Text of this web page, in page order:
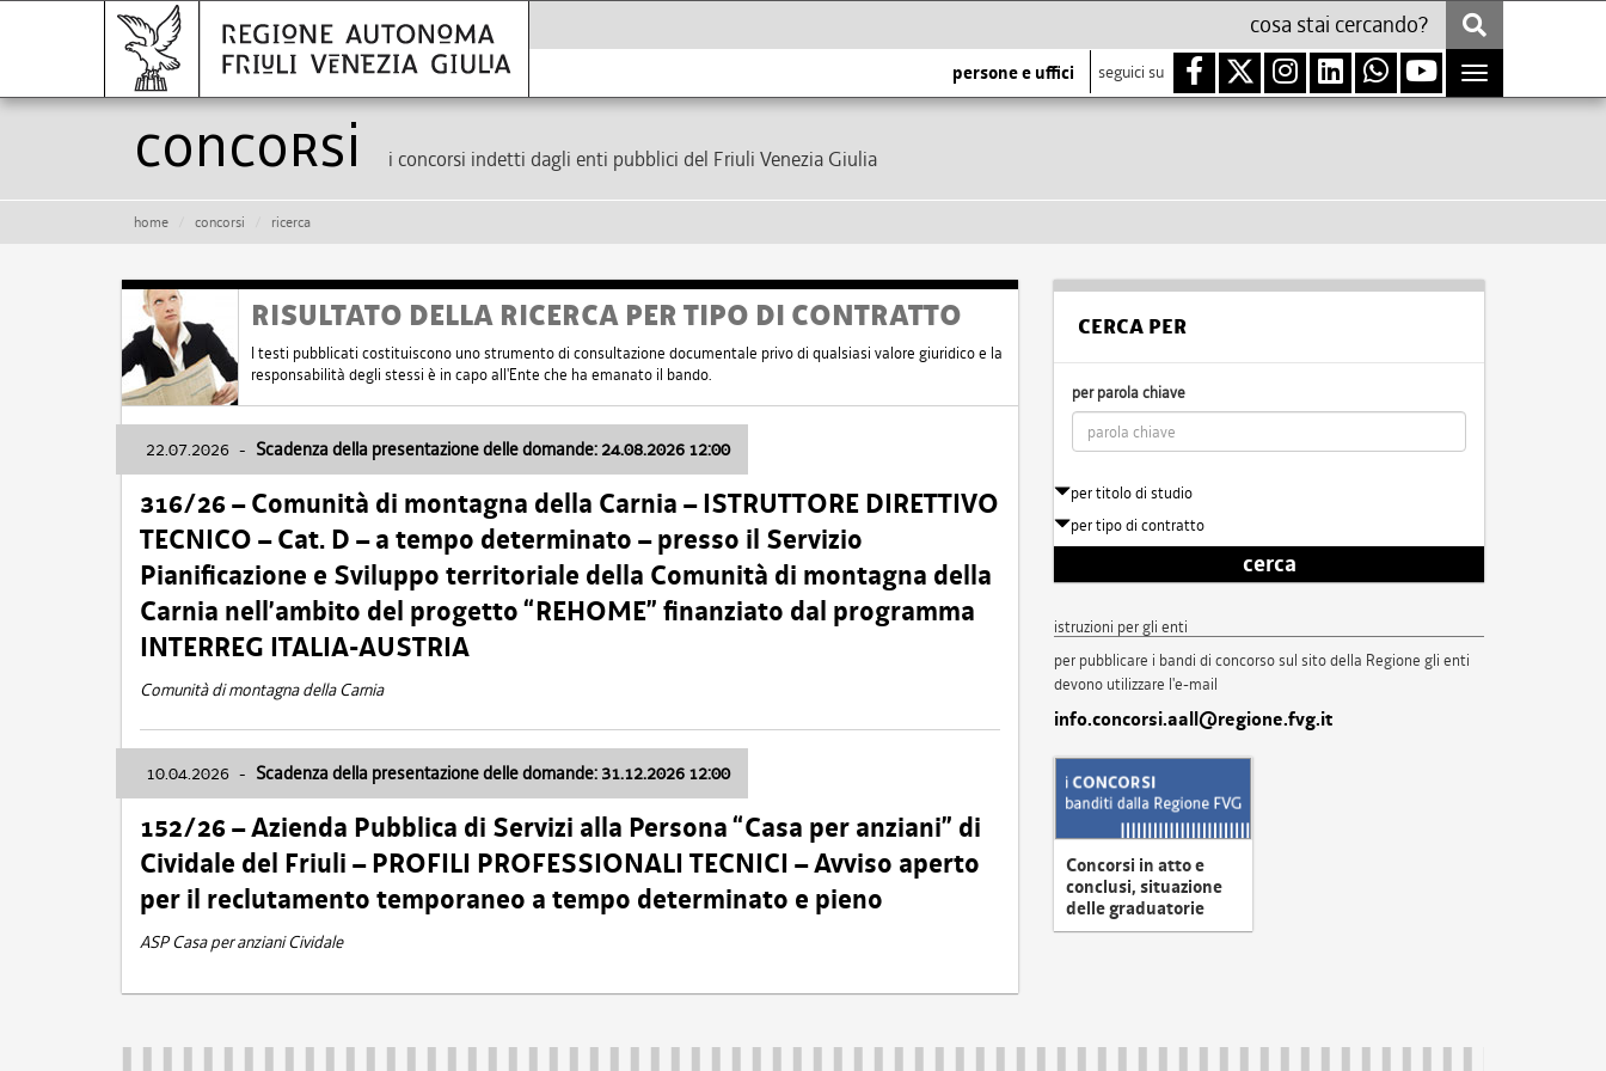
persone e uffici seguici su
Toggle
navigation
Concorsi i concorsi indetti dagli enti pubblici del Friuli Venezia Giulia
home concorsi ricerca
RISULTATO DELLA RICERCA PER TIPO DI CONTRATTO
I testi pubblicati costituiscono uno strumento di consultazione documentale privo di qualsiasi valore giuridico e la
responsabilità degli stessi è in capo all'Ente che ha emanato il bando.
22.07.2026 - Scadenza della presentazione delle domande: 24.08.2026 12:00
316/26 – Comunità di montagna della Carnia – ISTRUTTORE DIRETTIVO
TECNICO – Cat. D – a tempo determinato – presso il Servizio
Pianificazione e Sviluppo territoriale della Comunità di montagna della
Carnia nell’ambito del progetto “REHOME” finanziato dal programma
INTERREG ITALIA-AUSTRIA
Comunità di montagna della Carnia
10.04.2026 - Scadenza della presentazione delle domande: 31.12.2026 12:00
152/26 – Azienda Pubblica di Servizi alla Persona “Casa per anziani” di
Cividale del Friuli – PROFILI PROFESSIONALI TECNICI – Avviso aperto
per il reclutamento temporaneo a tempo determinato e pieno
ASP Casa per anziani Cividale
CERCA PER
per parola chiave
per titolo di studio
per tipo di contratto
cerca
istruzioni per gli enti
per pubblicare i bandi di concorso sul sito della Regione gli enti
devono utilizzare l'e-mail
info.concorsi.aall@regione.fvg.it
Concorsi in atto e
conclusi, situazione
delle graduatorie